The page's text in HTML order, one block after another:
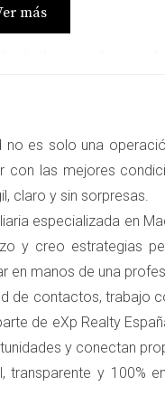
representar una
criterios de
viviendas han sido
500 VPP en un
habitacional, sino
que han permitido a
para las nuevas
se han
el impacto de la
más
es solo una
con las mejores
claro y sin sorpresas.
especializada en
y creo estrategias
en manos de una
de contactos, trabajo
de eXp Realty
y conectan
transparente y 100%